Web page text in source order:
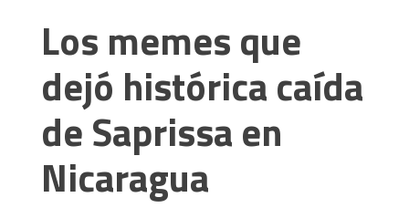
Los memes que
dejó histórica caída
de Saprissa en
Nicaragua